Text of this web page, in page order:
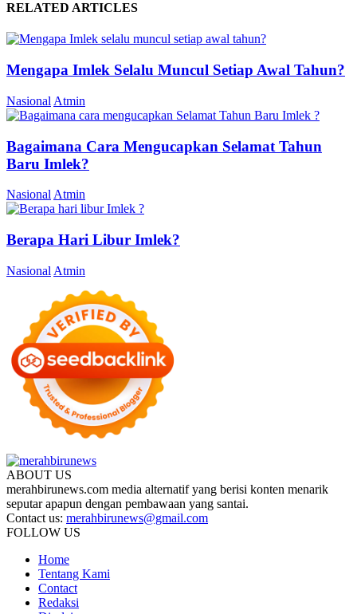
RELATED ARTICLES
Mengapa Imlek Selalu Muncul Setiap Awal Tahun?
Nasional Atmin
Bagaimana Cara Mengucapkan Selamat Tahun
Baru Imlek?
Nasional Atmin
Berapa Hari Libur Imlek?
Nasional Atmin
ABOUT US
merahbirunews.com media alternatif yang berisi konten menarik
seputar apapun dengan pembawaan yang santai.
Contact us: merahbirunews@gmail.com
FOLLOW US
Home
Tentang Kami
Contact
Redaksi